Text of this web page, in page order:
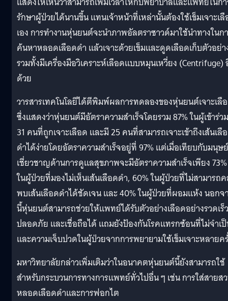
รักษาผู้ป่วยได้นานขึ้น แทนเจ้าหน้าที่เหล่านั้นต้องใช้เข็มเจาะเ
เอง การทำงานหุ่นยนต์จะนำภาพอัลตราซาวด์มาใช้นำทางในก
ค้นหาหลอดเลือดดำ แล้วเจาะด้วยเข็มและดูดเลือดเก็บตัวอย่า
รวมทั้งมีเครื่องมือวิเคราะห์เลือดแบบหมุนเหวี่ยง (Centrifuge)
ด้วย
วารสารเทคโนโลยีได้ตีพิมพ์ผลการทดลองของหุ่นยนต์เจาะเลื
ซึ่งแสดงว่าหุ่นยนต์มีอัตราความสำเร็จโดยรวม 87% ในผู้เข้าร่วม
31 คนที่ถูกเจาะเลือด และมี 25 คนที่สามารถเจาะเข้าถึงเส้นเลื
ดำได้ง่ายโดยอัตราความสำเร็จอยู่ที่ 97% แต่เมื่อเทียบกับมนุษ
เชี่ยวชาญด้านการดูแลสุขภาพจะมีอัตราความสำเร็จเพียง 73%
ในผู้ป่วยที่มองไม่เห็นเส้นเลือดดำ, 60% ในผู้ป่วยที่ไม่สามารถ
พบเส้นเลือดดำได้ชัดเจน และ 40% ในผู้ป่วยที่ผอมแห้ง นอกจ
นี้หุ่นยนต์สามารถช่วยให้แพทย์ได้รับตัวอย่างเลือดอย่างรวดเร็ว
ปลอดภัย และเชื่อถือได้ แถมยังป้องกันโรคแทรกซ้อนที่ไม่จำเ
และความเจ็บปวดในผู้ป่วยจากการพยายามใช้เข็มเจาะหลายค
มหาวิทยาลัยกล่าวเพิ่มเติมว่าในอนาคตหุ่นยนต์นี้ยังสามารถใช้
สำหรับกระบวนการทางการแพทย์ทั่วไปอื่น ๆ เช่น การใส่สายส
หลอดเลือดดำและการฟอกไต